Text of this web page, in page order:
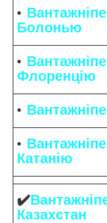
Болонью
Флоренцію
Катанію
✔️
Казахстан